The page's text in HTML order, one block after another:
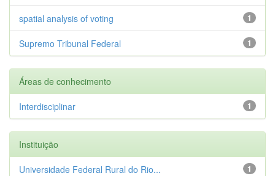
1
spatial analysis of voting
1
Supremo Tribunal Federal
Áreas de conhecimento
1
Interdisciplinar
Instituição
1
Universidade Federal Rural do Rio...